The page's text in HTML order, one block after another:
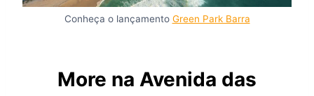
Conheça o lançamento Green Park Barra
More na Avenida das